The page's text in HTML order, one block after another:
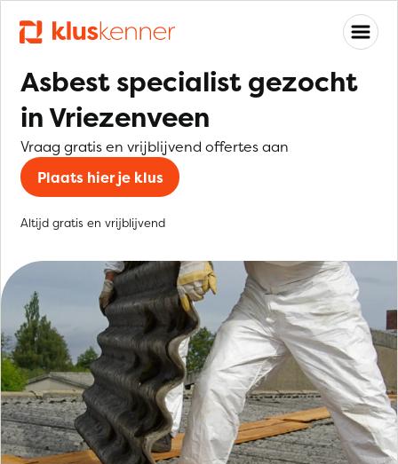
Asbest specialist gezocht
in Vriezenveen
Vraag gratis en vrijblijvend offertes aan
Plaats hier je klus
Altijd gratis en vrijblijvend